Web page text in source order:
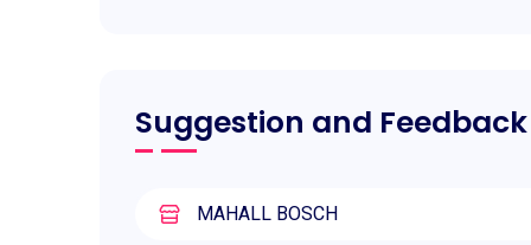
Suggestion and